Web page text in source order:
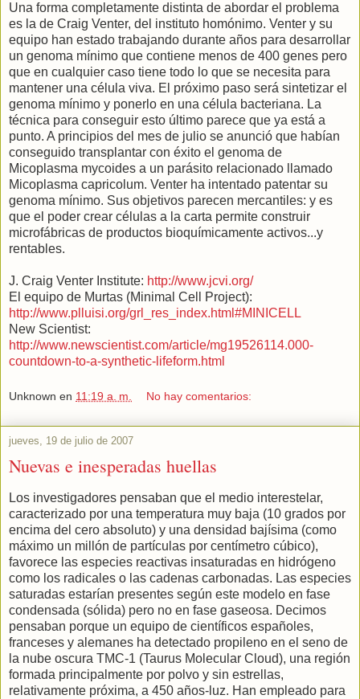
Una forma completamente distinta de abordar el problema
es la de Craig Venter, del instituto homónimo. Venter y su
equipo han estado trabajando durante años para desarrollar
un genoma mínimo que contiene menos de 400 genes pero
que en cualquier caso tiene todo lo que se necesita para
mantener una célula viva. El próximo paso será sintetizar el
genoma mínimo y ponerlo en una célula bacteriana. La
técnica para conseguir esto último parece que ya está a
punto. A principios del mes de julio se anunció que habían
conseguido transplantar con éxito el genoma de
Micoplasma mycoides a un parásito relacionado llamado
Micoplasma capricolum. Venter ha intentado patentar su
genoma mínimo. Sus objetivos parecen mercantiles: y es
que el poder crear células a la carta permite construir
microfábricas de productos bioquímicamente activos...y
rentables.
J. Craig Venter Institute: http://www.jcvi.org/
El equipo de Murtas (Minimal Cell Project):
http://www.plluisi.org/grl_res_index.html#MINICELL
New Scientist:
http://www.newscientist.com/article/mg19526114.000-
countdown-to-a-synthetic-lifeform.html
Unknown en 11:19 a. m. No hay comentarios:
jueves, 19 de julio de 2007
Nuevas e inesperadas huellas
Los investigadores pensaban que el medio interestelar,
caracterizado por una temperatura muy baja (10 grados por
encima del cero absoluto) y una densidad bajísima (como
máximo un millón de partículas por centímetro cúbico),
favorece las especies reactivas insaturadas en hidrógeno
como los radicales o las cadenas carbonadas. Las especies
saturadas estarían presentes según este modelo en fase
condensada (sólida) pero no en fase gaseosa. Decimos
pensaban porque un equipo de científicos españoles,
franceses y alemanes ha detectado propileno en el seno de
la nube oscura TMC-1 (Taurus Molecular Cloud), una región
formada principalmente por polvo y sin estrellas,
relativamente próxima, a 450 años-luz. Han empleado para